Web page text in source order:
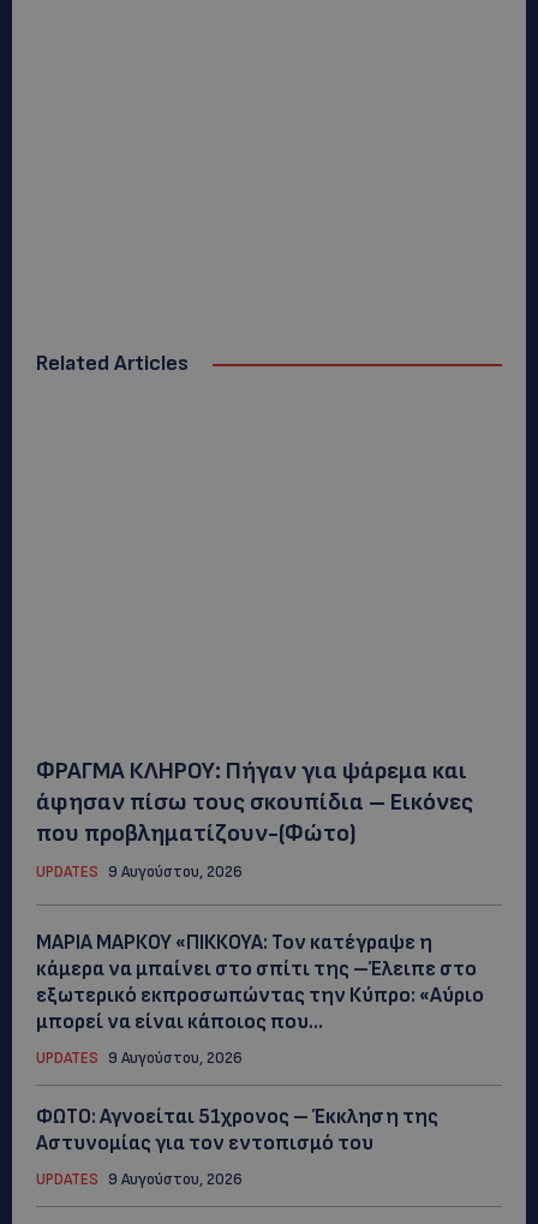
Related Articles
ΦΡΑΓΜΑ ΚΛΗΡΟΥ: Πήγαν για ψάρεμα και
άφησαν πίσω τους σκουπίδια – Εικόνες
που προβληματίζουν-(Φώτο)
UPDATES 9 Αυγούστου, 2026
ΜΑΡΙΑ ΜΑΡΚΟΥ «ΠΙΚΚΟΥΑ: Τον κατέγραψε η
κάμερα να μπαίνει στο σπίτι της –Έλειπε στο
εξωτερικό εκπροσωπώντας την Κύπρο: «Αύριο
μπορεί να είναι κάποιος που...
UPDATES 9 Αυγούστου, 2026
ΦΩΤΟ: Αγνοείται 51χρονος – Έκκληση της
Αστυνομίας για τον εντοπισμό του
UPDATES 9 Αυγούστου, 2026